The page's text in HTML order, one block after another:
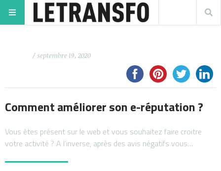
/ septembre 19, 2020
Comment améliorer son e-réputation ?
Vous êtes présent sur le web et vous souhaitez faire croitre
votre activité ? A l’inverse, après des avis négatifs vous…